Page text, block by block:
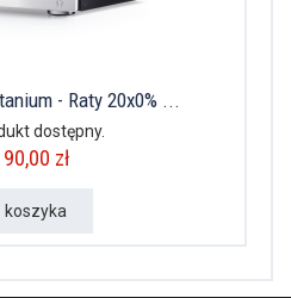
- Raty 20x0% ...
dostępny.
zł
koszyka